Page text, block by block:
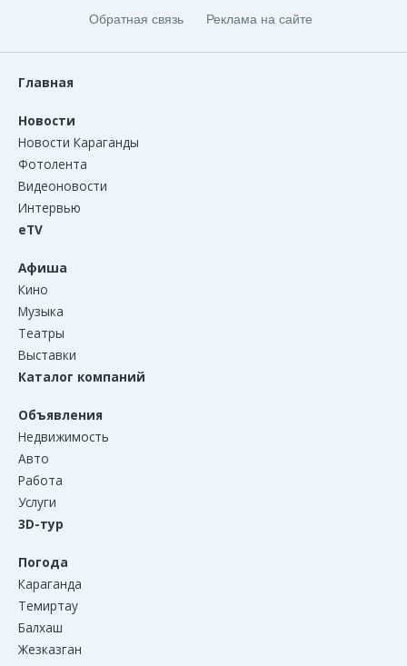
Обратная связь Реклама на сайте
Главная
Новости
Новости Караганды
Фотолента
Видеоновости
Интервью
eTV
Афиша
Кино
Музыка
Театры
Выставки
Каталог компаний
Объявления
Недвижимость
Авто
Работа
Услуги
3D-тур
Погода
Караганда
Темиртау
Балхаш
Жезказган